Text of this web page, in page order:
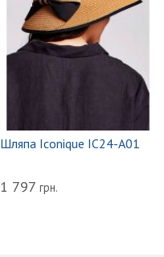
Шляпа Iconique IC24-A01
1 797 грн.